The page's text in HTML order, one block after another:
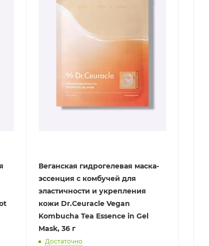
Веганская гидрогелевая маска-
эссенция с комбучей для
эластичности и укрепления
кожи Dr.Ceuracle Vegan
Kombucha Tea Essence in Gel
Mask, 36 г
Достаточно